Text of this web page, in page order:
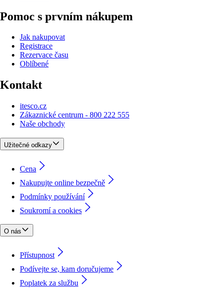
Pomoc s prvním nákupem
Jak nakupovat
Registrace
Rezervace času
Oblíbené
Kontakt
itesco.cz
Zákaznické centrum - 800 222 555
Naše obchody
Užitečné odkazy
Cena
Nakupujte online bezpečně
Podmínky používání
Soukromí a cookies
O nás
Přístupnost
Podívejte se, kam doručujeme
Poplatek za službu